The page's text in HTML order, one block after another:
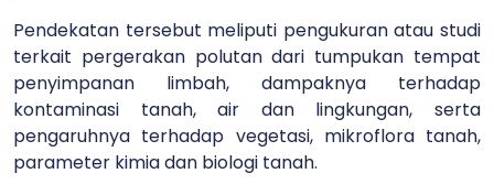
Pendekatan tersebut meliputi pengukuran atau studi
terkait pergerakan polutan dari tumpukan tempat
penyimpanan limbah, dampaknya terhadap
kontaminasi tanah, air dan lingkungan, serta
pengaruhnya terhadap vegetasi, mikroflora tanah,
parameter kimia dan biologi tanah.